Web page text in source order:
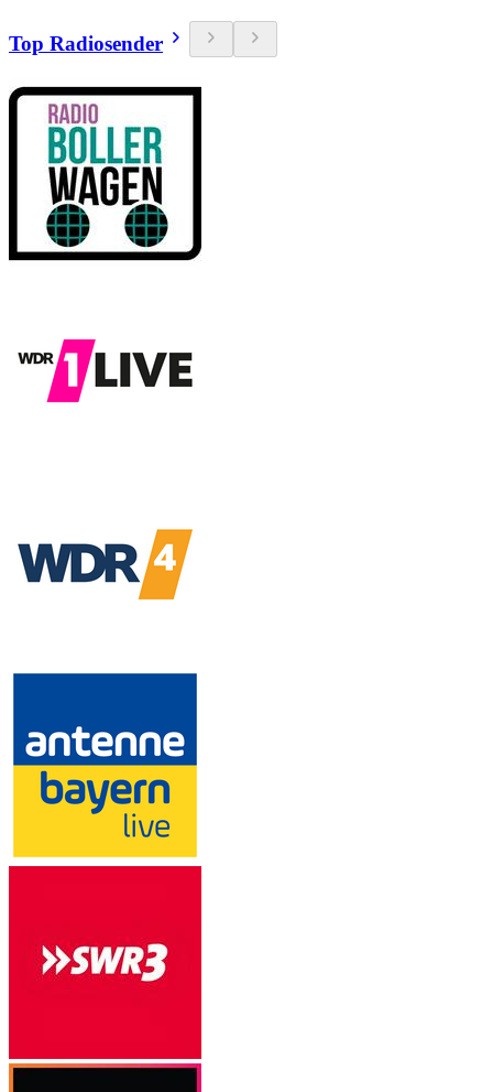
Top Radiosender